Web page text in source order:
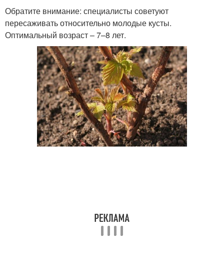
Обратите внимание: специалисты советуют
пересаживать относительно молодые кусты.
Оптимальный возраст – 7–8 лет.